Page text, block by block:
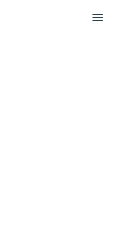
Toggle